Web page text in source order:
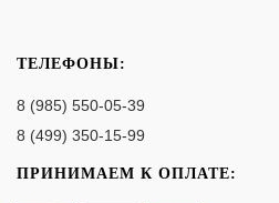
ТЕЛЕФОНЫ:
8 (985) 550-05-39
8 (499) 350-15-99
ПРИНИМАЕМ К ОПЛАТЕ: